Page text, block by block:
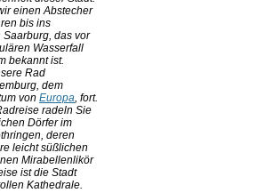
einen Abstecher
bis ins
das vor
Wasserfall
bekannt ist.
Rad
dem
von Europa, fort.
radeln Sie
Dörfer im
deren
leicht süßlichen
Mirabellenlikör
ist die Stadt
Kathedrale.